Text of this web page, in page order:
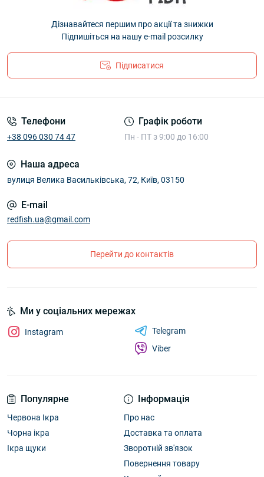
Дізнавайтеся першим про акції та знижки
Підпишіться на нашу e-mail розсилку
Підписатися
Телефони
+38 096 030 74 47
Графік роботи
Пн - ПТ з 9:00 до 16:00
Наша адреса
вулиця Велика Васильківська, 72, Київ, 03150
E-mail
redfish.ua@gmail.com
Перейти до контактів
Популярне
Червона Ікра
Чорна ікра
Ікра щуки
Інформація
Про нас
Доставка та оплата
Зворотній зв'язок
Повернення товару
Ми у соціальних мережах
Instagram
Telegram
Viber